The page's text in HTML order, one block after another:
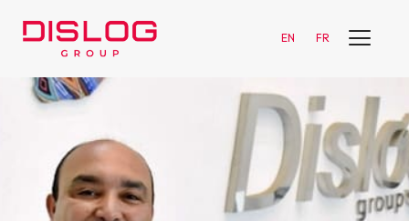
EN FR